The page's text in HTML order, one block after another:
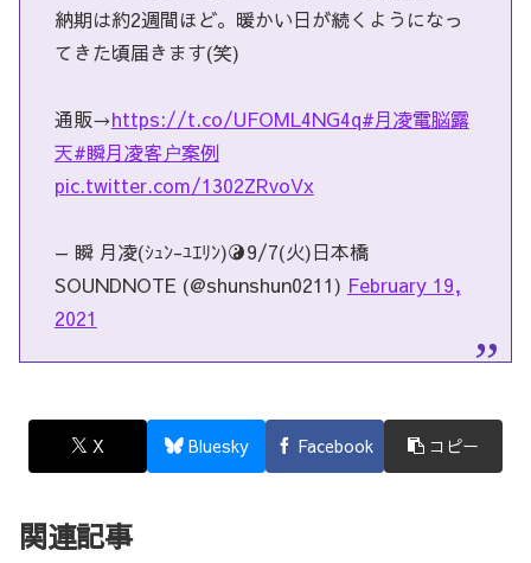
納期は約2週間ほど。暖かい日が続くようになっ
てきた頃届きます(笑)
通販→https://t.co/UFOML4NG4q#月凌電脳露
天#瞬月凌客户案例
pic.twitter.com/1302ZRvoVx
— 瞬 月凌(ｼｭﾝ-ﾕｴﾘﾝ)☯️9/7(火)日本橋
SOUNDNOTE (@shunshun0211) February 19,
2021
X Bluesky Facebook コピー
関連記事